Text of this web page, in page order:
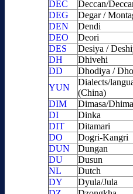
DEC
Deccan/
DEG
Degar /
DEN
Dendi
DEO
Deori
DES
Desiya /
DH
Dhivehi
DD
Dhodiya /
YUN
Dialects/
(China)
DIM
Dimasa/
DI
Dinka
DIT
Ditamari
DO
Dogri-Kangri
DUN
Dungan
DU
Dusun
NL
Dutch
DY
Dyula/Jula